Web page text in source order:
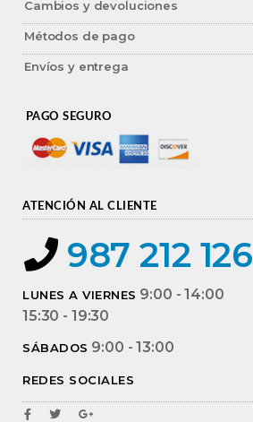
Cambios y devoluciones
Métodos de pago
Envíos y entrega
PAGO SEGURO
ATENCIÓN AL CLIENTE
987 212 126
LUNES A VIERNES 9:00 - 14:00
15:30 - 19:30
SÁBADOS 9:00 - 13:00
REDES SOCIALES